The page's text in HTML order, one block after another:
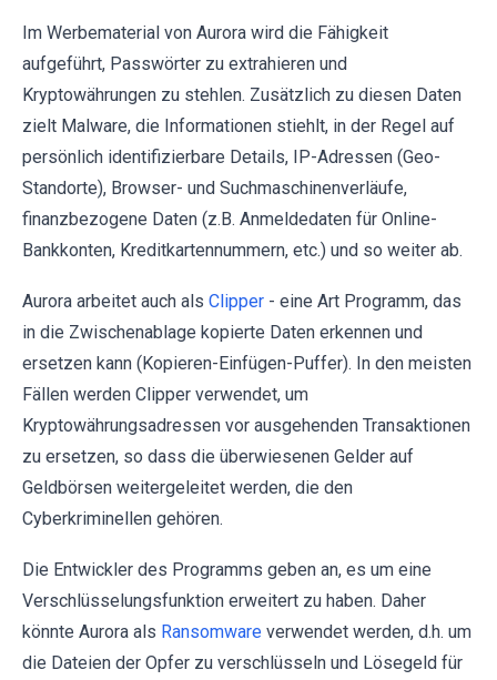
Im Werbematerial von Aurora wird die Fähigkeit
aufgeführt, Passwörter zu extrahieren und
Kryptowährungen zu stehlen. Zusätzlich zu diesen Daten
zielt Malware, die Informationen stiehlt, in der Regel auf
persönlich identifizierbare Details, IP-Adressen (Geo-
Standorte), Browser- und Suchmaschinenverläufe,
finanzbezogene Daten (z.B. Anmeldedaten für Online-
Bankkonten, Kreditkartennummern, etc.) und so weiter ab.
Aurora arbeitet auch als Clipper - eine Art Programm, das
in die Zwischenablage kopierte Daten erkennen und
ersetzen kann (Kopieren-Einfügen-Puffer). In den meisten
Fällen werden Clipper verwendet, um
Kryptowährungsadressen vor ausgehenden Transaktionen
zu ersetzen, so dass die überwiesenen Gelder auf
Geldbörsen weitergeleitet werden, die den
Cyberkriminellen gehören.
Die Entwickler des Programms geben an, es um eine
Verschlüsselungsfunktion erweitert zu haben. Daher
könnte Aurora als Ransomware verwendet werden, d.h. um
die Dateien der Opfer zu verschlüsseln und Lösegeld für